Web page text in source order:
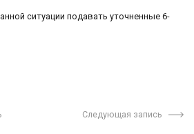
ситуации подавать уточненные 6-
Следующая запись